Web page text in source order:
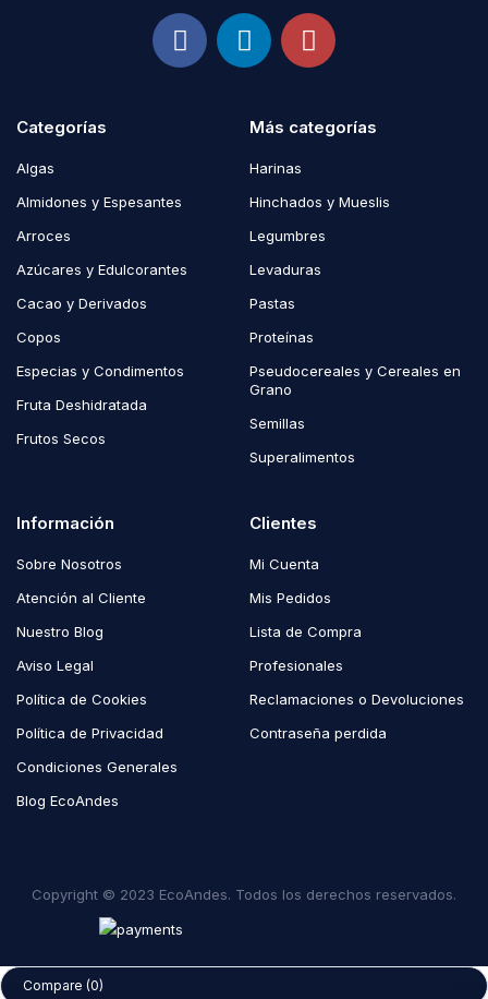
Categorías
Algas
Almidones y Espesantes
Arroces
Azúcares y Edulcorantes
Cacao y Derivados
Copos
Especias y Condimentos
Fruta Deshidratada
Frutos Secos
Más categorías
Harinas
Hinchados y Mueslis
Legumbres
Levaduras
Pastas
Proteínas
Pseudocereales y Cereales en
Grano
Semillas
Superalimentos
Información
Sobre Nosotros
Atención al Cliente
Nuestro Blog
Aviso Legal
Política de Cookies
Política de Privacidad
Condiciones Generales
Blog EcoAndes
Clientes
Mi Cuenta
Mis Pedidos
Lista de Compra
Profesionales
Reclamaciones o Devoluciones
Contraseña perdida
Copyright © 2023 EcoAndes. Todos los derechos reservados.
Compare (0)